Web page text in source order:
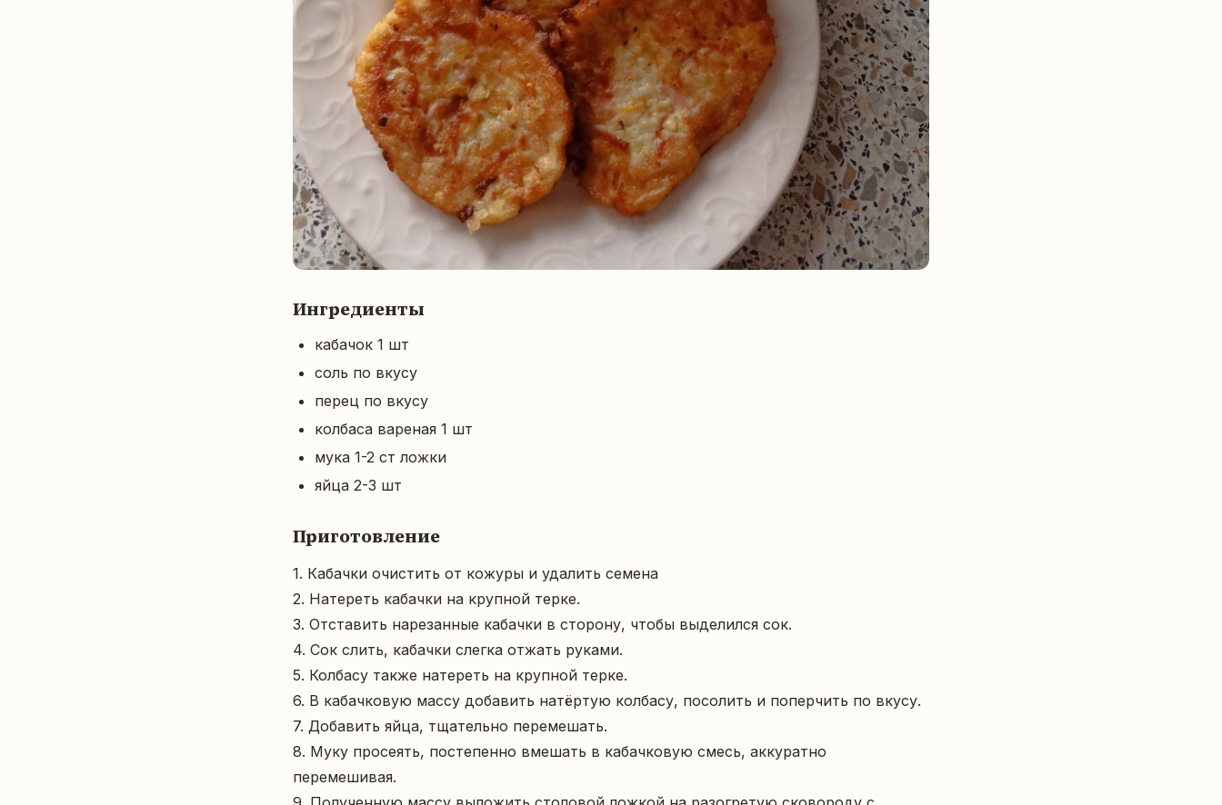
Ингредиенты
кабачок 1 шт
соль по вкусу
перец по вкусу
колбаса вареная 1 шт
мука 1-2 ст ложки
яйца 2-3 шт
Приготовление
1. Кабачки очистить от кожуры и удалить семена
2. Натереть кабачки на крупной терке.
3. Отставить нарезанные кабачки в сторону, чтобы выделился сок.
4. Сок слить, кабачки слегка отжать руками.
5. Колбасу также натереть на крупной терке.
6. В кабачковую массу добавить натёртую колбасу, посолить и поперчить по вкусу.
7. Добавить яйца, тщательно перемешать.
8. Муку просеять, постепенно вмешать в кабачковую смесь, аккуратно
перемешивая.